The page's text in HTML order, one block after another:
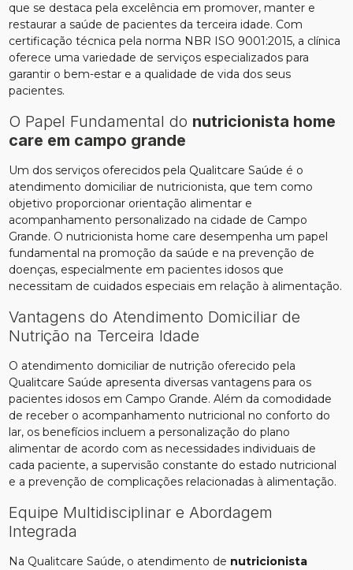
que se destaca pela excelência em promover, manter e
restaurar a saúde de pacientes da terceira idade. Com
certificação técnica pela norma NBR ISO 9001:2015, a clínica
oferece uma variedade de serviços especializados para
garantir o bem-estar e a qualidade de vida dos seus
pacientes.
O Papel Fundamental do nutricionista home
care em campo grande
Um dos serviços oferecidos pela Qualitcare Saúde é o
atendimento domiciliar de nutricionista, que tem como
objetivo proporcionar orientação alimentar e
acompanhamento personalizado na cidade de Campo
Grande. O nutricionista home care desempenha um papel
fundamental na promoção da saúde e na prevenção de
doenças, especialmente em pacientes idosos que
necessitam de cuidados especiais em relação à alimentação.
Vantagens do Atendimento Domiciliar de
Nutrição na Terceira Idade
O atendimento domiciliar de nutrição oferecido pela
Qualitcare Saúde apresenta diversas vantagens para os
pacientes idosos em Campo Grande. Além da comodidade
de receber o acompanhamento nutricional no conforto do
lar, os benefícios incluem a personalização do plano
alimentar de acordo com as necessidades individuais de
cada paciente, a supervisão constante do estado nutricional
e a prevenção de complicações relacionadas à alimentação.
Equipe Multidisciplinar e Abordagem
Integrada
Na Qualitcare Saúde, o atendimento de nutricionista